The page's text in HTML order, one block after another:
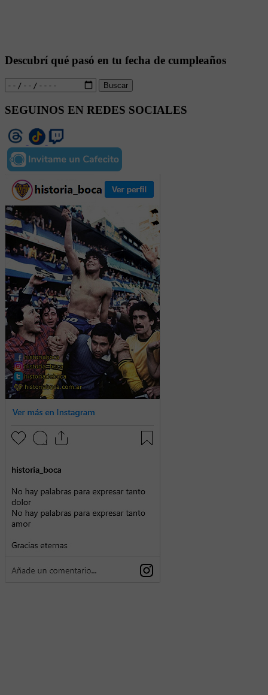
Descubrí qué pasó en tu fecha de cumpleaños
Buscar
SEGUINOS EN REDES SOCIALES